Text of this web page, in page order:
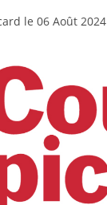
le 06 Août 2024